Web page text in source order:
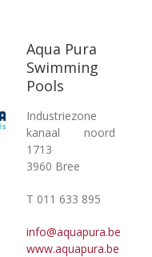
Aqua Pura
Swimming
Pools
Industriezone
kanaal noord
1713
3960 Bree
T 011 633 895
info@aquapura.be
www.aquapura.be